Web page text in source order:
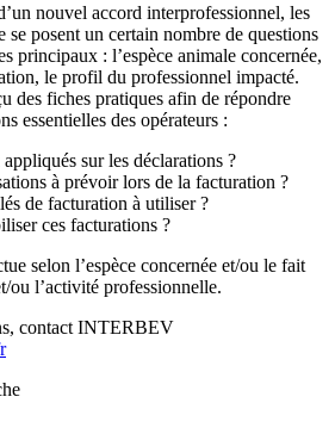
nouvel accord interprofessionnel, les
se posent un certain nombre de questions
principaux : l’espèce animale concernée,
le profil du professionnel impacté.
des fiches pratiques afin de répondre
essentielles des opérateurs :
sur les déclarations ?
à prévoir lors de la facturation ?
de facturation à utiliser ?
ces facturations ?
selon l’espèce concernée et/ou le fait
ou l’activité professionnelle.
contact INTERBEV